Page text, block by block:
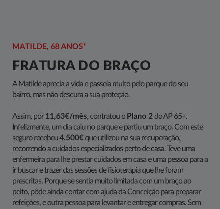
MATILDE, 68 ANOS*
FRATURA DO BRAÇO
A Matilde aprecia a vida e passeia muito pelo parque do seu
bairro, mas não descura a sua proteção.
Assim, por11,63€/mês, contratou oPlano 2do AP 65+.
Infelizmente, um dia caiu no parque e partiu um braço. Com este
seguro recebeu4.500€que utilizou na sua recuperação,
recorrendo a cuidados especializados perto de casa. Teve uma
enfermeira para lhe prestar cuidados em casa e uma pessoa para a
ir buscar e trazer das sessões de fisioterapia que lhe foram
prescritas. Porque se sentia muito limitada com um braço ao
peito, pôde ainda contar com ajuda da Conceição para preparar
refeições, e outra pessoa para levantar e entregar compras. Sem